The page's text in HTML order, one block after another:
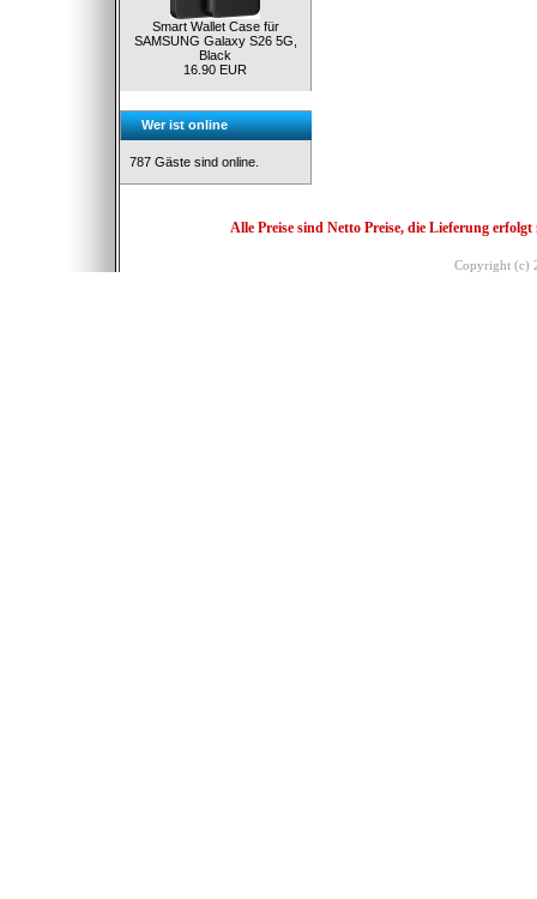
Smart Wallet Case für
SAMSUNG Galaxy S26 5G,
Black
16.90 EUR
Wer ist online
787 Gäste sind online.
Alle Preise sind Netto Preise, die Lieferung
Copyright (c)